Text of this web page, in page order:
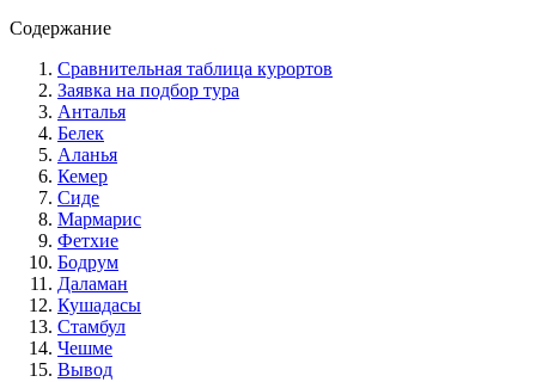
Содержание
Сравнительная таблица курортов
Заявка на подбор тура
Анталья
Белек
Аланья
Кемер
Сиде
Мармарис
Фетхие
Бодрум
Даламан
Кушадасы
Стамбул
Чешме
Вывод